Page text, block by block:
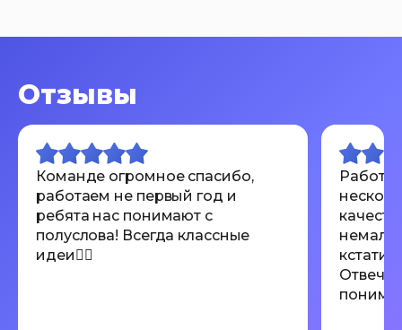
Отзывы
Команде огромное спасибо,
работаем не первый год и
ребята нас понимают с
полуслова! Всегда классные
идеи👍🏾
кстати